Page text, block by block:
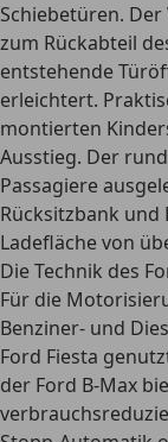
Schiebetüren.
zum Rückabteil
entstehende
erleichtert.
montierten
Ausstieg. Der
Passagiere
Rücksitzbank
Ladefläche von
Die Technik des
Für die
Benziner- und
Ford Fiesta
der Ford B-Max